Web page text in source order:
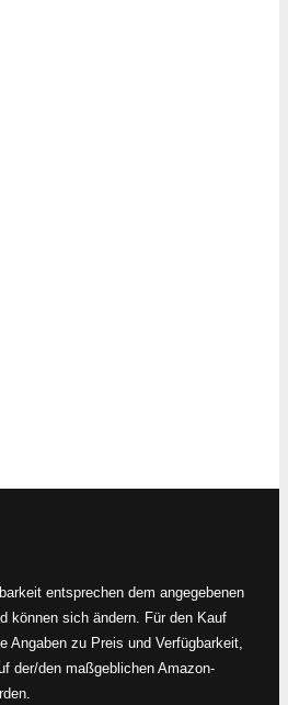
entsprechen dem angegebenen
können sich ändern. Für den Kauf
Angaben zu Preis und Verfügbarkeit,
der/den maßgeblichen Amazon-